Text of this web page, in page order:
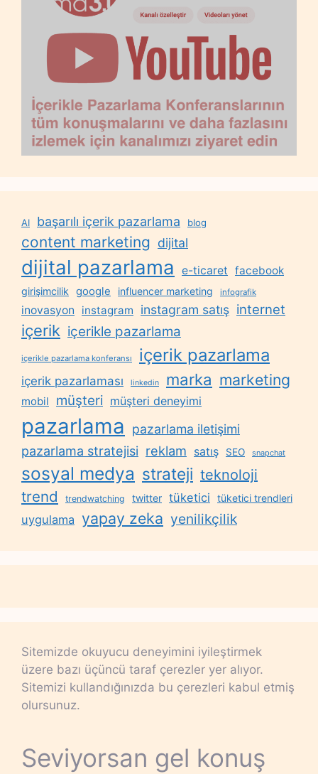
AI başarılı içerik pazarlama blog
content marketing dijital
dijital pazarlama e-ticaret facebook
girişimcilik google influencer marketing infografik
inovasyon instagram instagram satış internet
içerik içerikle pazarlama
içerikle pazarlama konferansı içerik pazarlama
içerik pazarlaması linkedin marka marketing
mobil müşteri müşteri deneyimi
pazarlama
pazarlama iletişimi
pazarlama stratejisi reklam satış SEO snapchat
sosyal medya strateji teknoloji
trend trendwatching twitter tüketici tüketici trendleri
uygulama yapay zeka yenilikçilik
Sitemizde okuyucu deneyimini iyileştirmek
üzere bazı üçüncü taraf çerezler yer alıyor.
Sitemizi kullandığınızda bu çerezleri kabul etmiş
olursunuz.
Seviyorsan gel konuş